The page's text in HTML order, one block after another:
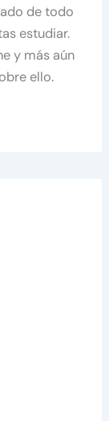
de todo
estudiar.
y más aún
ello.